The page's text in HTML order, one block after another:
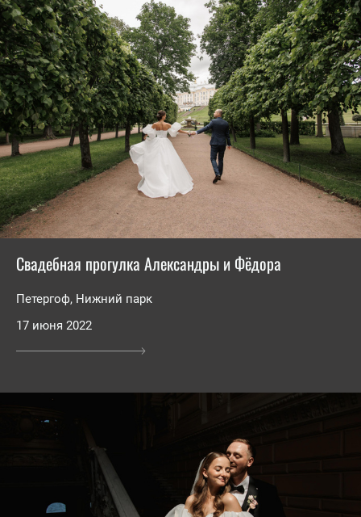
Свадебная прогулка Александры и Фёдора
Петергоф, Нижний парк
17 июня 2022